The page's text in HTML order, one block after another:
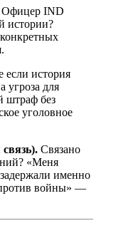
Офицер IND
истории?
если история
угроза для
штраф без
уголовное
Связано
«Меня
именно
против войны» —